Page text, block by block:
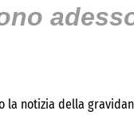
la notizia della